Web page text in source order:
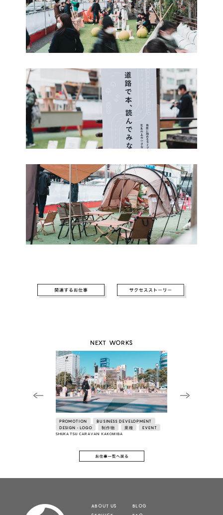
NEXT WORKS
PROMOTION
BUSINESS DEVELOPMENT
DESIGN • LOGO
制作物 業種
EVENT
SHUKATSU CARAVAN KAKOMIBA
ABOUT US
BLOG